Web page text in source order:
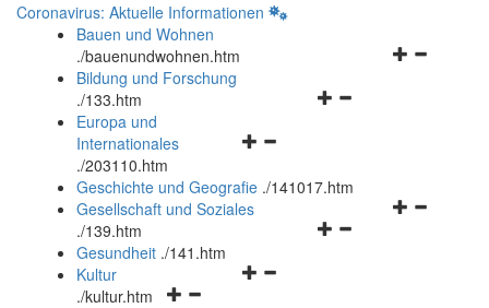
Coronavirus: Aktuelle Informationen
Bauen und Wohnen
./bauenundwohnen.htm
Navigationsmenü
Bildung und Forschung
./133.htm
Navigationsmenü
und
schließen
Europa und
Internationales
./203110.htm
Geschichte und Geografie ./141017.htm
Navigationsmenü
Gesellschaft und Soziales
./139.htm
Navigationsmenü
Gesundheit ./141.htm
Navigationsmenü
Kultur
./kultur.htm